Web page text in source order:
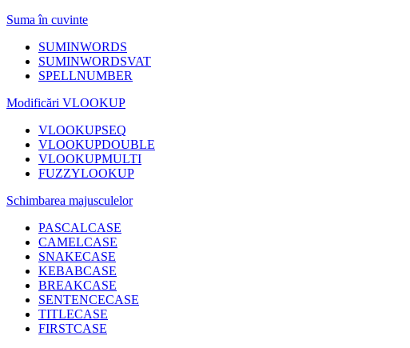
Suma în cuvinte
SUMINWORDS
SUMINWORDSVAT
SPELLNUMBER
Modificări VLOOKUP
VLOOKUPSEQ
VLOOKUPDOUBLE
VLOOKUPMULTI
FUZZYLOOKUP
Schimbarea majusculelor
PASCALCASE
CAMELCASE
SNAKECASE
KEBABCASE
BREAKCASE
SENTENCECASE
TITLECASE
FIRSTCASE